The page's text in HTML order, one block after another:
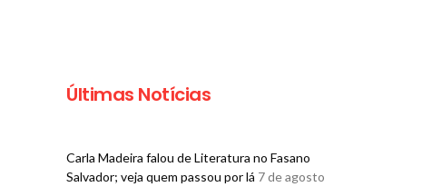
Últimas Notícias
Carla Madeira falou de Literatura no Fasano
Salvador; veja quem passou por lá 7 de agosto